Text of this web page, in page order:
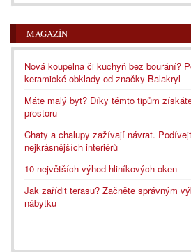
MAGAZÍN
Nová koupelna či kuchyň bez bourání?
keramické obklady od značky Balakryl
Máte malý byt? Díky těmto tipům
prostoru
Chaty a chalupy zažívají návrat.
nejkrásnějších interiérů
10 největších výhod hliníkových oken
Jak zařídit terasu? Začněte správným
nábytku